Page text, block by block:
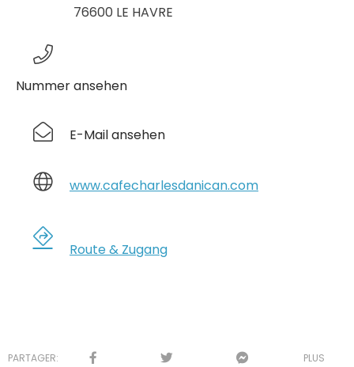
76600 LE HAVRE
Nummer ansehen
E-Mail ansehen
www.cafecharlesdanican.com
Route & Zugang
PARTAGER:
PLUS